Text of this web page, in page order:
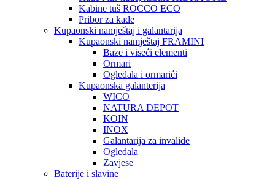
Kabine tuš ROCCO ECO
Pribor za kade
Kupaonski namještaj i galantarija
Kupaonski namještaj FRAMINI
Baze i viseći elementi
Ormari
Ogledala i ormarići
Kupaonska galanterija
WICO
NATURA DEPOT
KOIN
INOX
Galantarija za invalide
Ogledala
Zavjese
Baterije i slavine